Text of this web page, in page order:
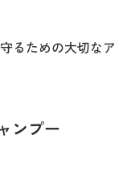
るための大切なア
ンプー